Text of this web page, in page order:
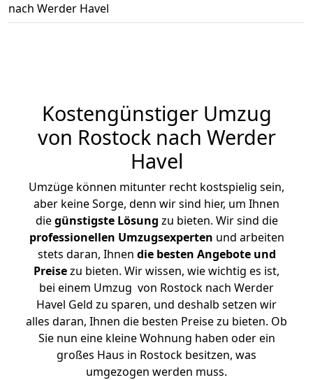
nach Werder Havel
Kostengünstiger Umzug
von Rostock nach Werder
Havel
Umzüge können mitunter recht kostspielig sein,
aber keine Sorge, denn wir sind hier, um Ihnen
diegünstigste Lösung zu bieten. Wir sind die
professionellen Umzugsexperten und arbeiten
stets daran, Ihnen die besten Angebote und
Preisezu bieten. Wir wissen, wie wichtig es ist,
bei einem Umzug von Rostock nach Werder
Havel Geld zu sparen, und deshalb setzen wir
alles daran, Ihnen die besten Preise zu bieten. Ob
Sie nun eine kleine Wohnung haben oder ein
großes Haus in Rostock besitzen, was
umgezogen werden muss.